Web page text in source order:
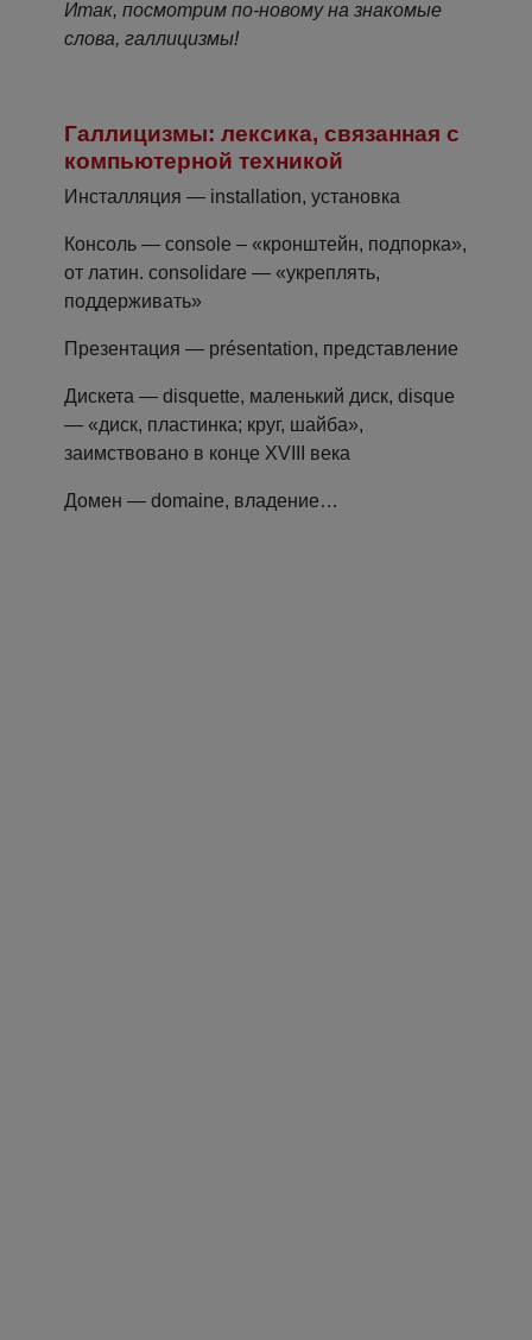
Итак, посмотрим по-новому на знакомые
слова, галлицизмы!
Галлицизмы: лексика, связанная с
компьютерной техникой
Инсталляция — installation, установка
Консоль — console – «кронштейн, подпорка»,
от латин. consolidare — «укреплять,
поддерживать»
Презентация — présentation, представление
Дискета — disquette, маленький диск, disque
— «диск, пластинка; круг, шайба»,
заимствовано в конце XVIII века
Домен — domaine, владение…